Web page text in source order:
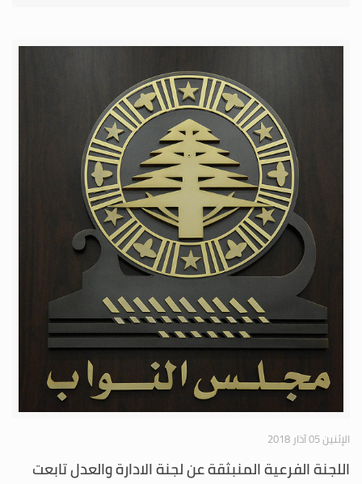
الإثنين 05 آذار 2018
اللجنة الفرعية المنبثقة عن لجنة الادارة والعدل تابعت